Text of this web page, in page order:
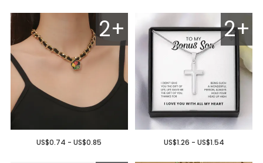
2+
US$1.26 - US$1.54
2+
US$0.74 - US$0.85